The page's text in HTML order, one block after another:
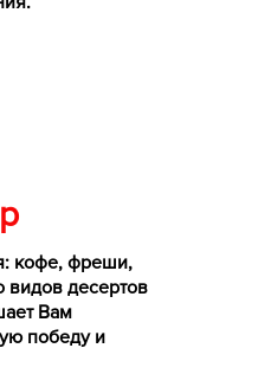
кофе, фреши,
видов десертов
Вам
победу и